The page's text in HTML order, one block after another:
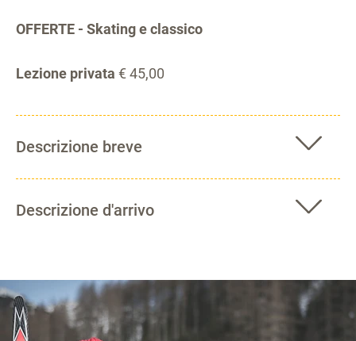
OFFERTE - Skating e classico
Lezione privata € 45,00
Descrizione breve
Descrizione d'arrivo